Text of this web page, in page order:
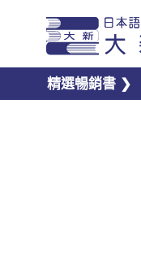
精選暢銷書 ❯